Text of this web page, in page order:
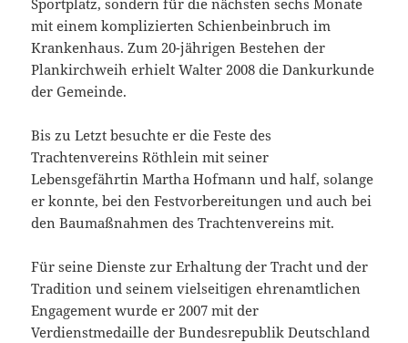
Sportplatz, sondern für die nächsten sechs Monate
mit einem komplizierten Schienbeinbruch im
Krankenhaus. Zum 20-jährigen Bestehen der
Plankirchweih erhielt Walter 2008 die Dankurkunde
der Gemeinde.
Bis zu Letzt besuchte er die Feste des
Trachtenvereins Röthlein mit seiner
Lebensgefährtin Martha Hofmann und half, solange
er konnte, bei den Festvorbereitungen und auch bei
den Baumaßnahmen des Trachtenvereins mit.
Für seine Dienste zur Erhaltung der Tracht und der
Tradition und seinem vielseitigen ehrenamtlichen
Engagement wurde er 2007 mit der
Verdienstmedaille der Bundesrepublik Deutschland